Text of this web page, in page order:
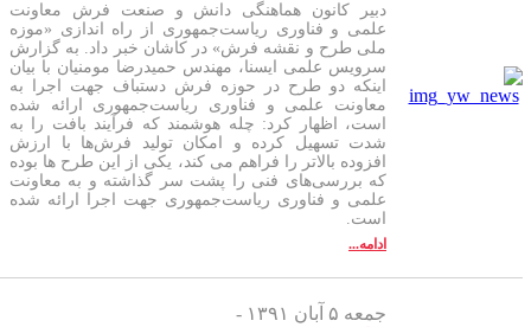
دبیر کانون هماهنگی دانش و صنعت فرش معاونت
علمی و فناوری ریاست‌جمهوری از راه اندازی «موزه
ملی طرح و نقشه فرش» در کاشان خبر داد. به گزارش
سرویس علمی ایسنا، مهندس حمیدرضا مومنیان با بیان
اینکه دو طرح در حوزه فرش دستباف جهت اجرا به
معاونت علمی و فناوری ریاست‌جمهوری ارائه شده
است، اظهار کرد: چله هوشمند که فرآیند بافت را به
شدت تسهیل کرده و امکان تولید فرش‌ها با ارزش
افزوده بالاتر را فراهم می کند، یکی از این طرح ها بوده
که بررسی‌های فنی را پشت سر گذاشته و به معاونت
علمی و فناوری ریاست‌جمهوری جهت اجرا ارائه شده
است.
ادامه...
جمعه ۵ آبان ۱۳۹۱ -